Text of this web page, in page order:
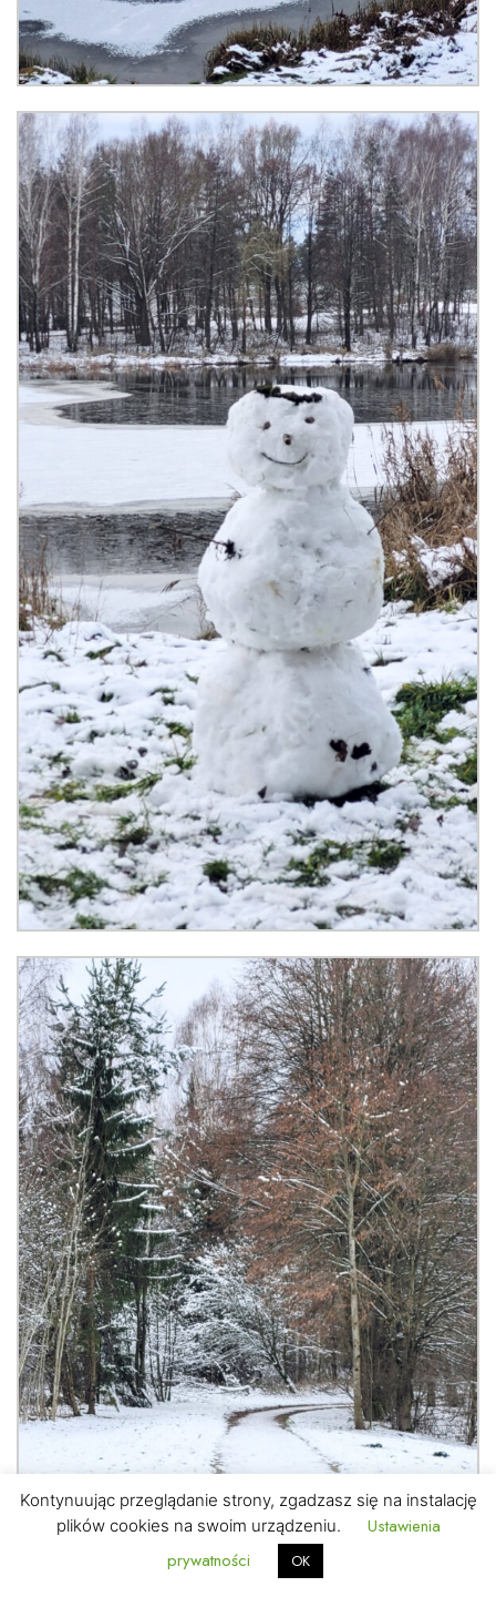
Kontynuując przeglądanie strony, zgadzasz się na instalację
plików cookies na swoim urządzeniu.
Ustawienia
prywatności
OK